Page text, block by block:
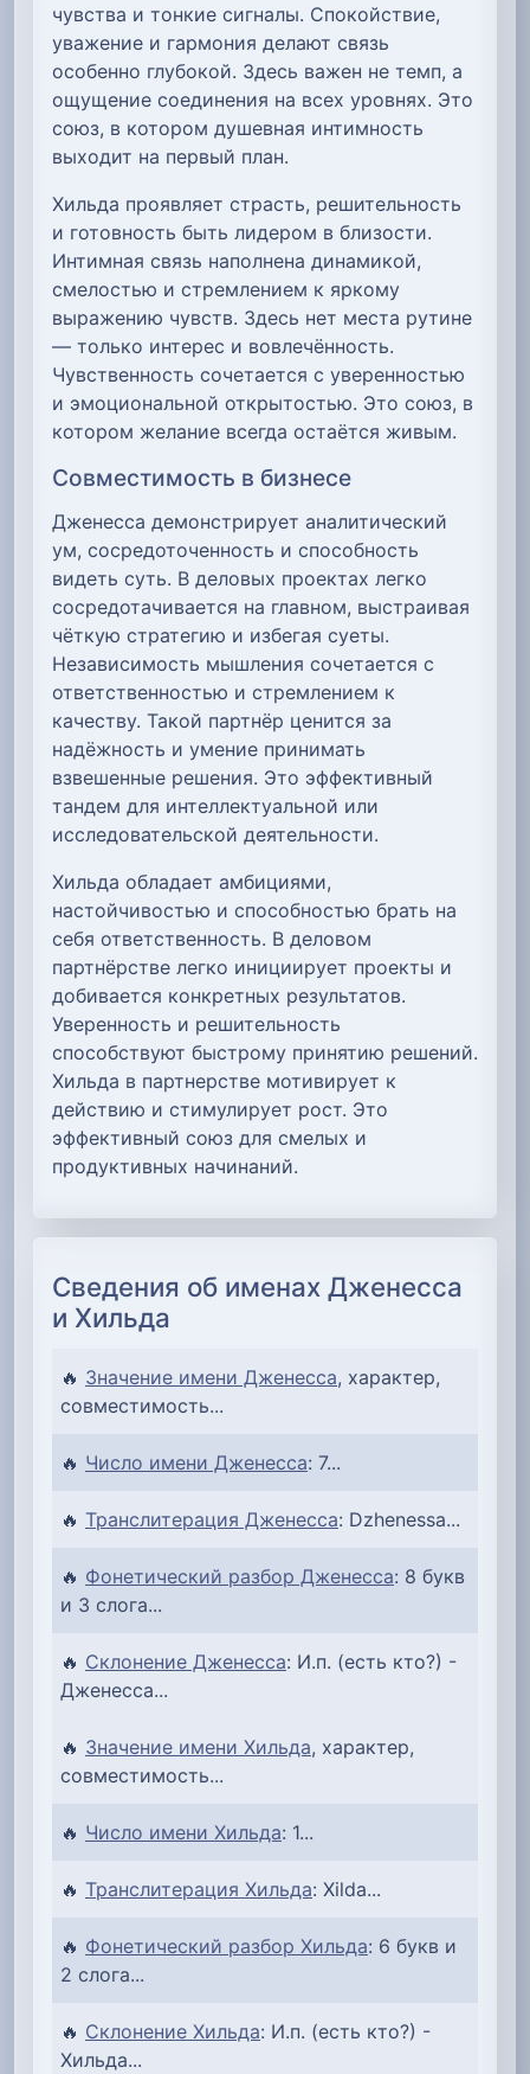
чувства и тонкие сигналы. Спокойствие,
уважение и гармония делают связь
особенно глубокой. Здесь важен не темп, а
ощущение соединения на всех уровнях. Это
союз, в котором душевная интимность
выходит на первый план.
Хильда проявляет страсть, решительность
и готовность быть лидером в близости.
Интимная связь наполнена динамикой,
смелостью и стремлением к яркому
выражению чувств. Здесь нет места рутине
— только интерес и вовлечённость.
Чувственность сочетается с уверенностью
и эмоциональной открытостью. Это союз, в
котором желание всегда остаётся живым.
Совместимость в бизнесе
Дженесса демонстрирует аналитический
ум, сосредоточенность и способность
видеть суть. В деловых проектах легко
сосредотачивается на главном, выстраивая
чёткую стратегию и избегая суеты.
Независимость мышления сочетается с
ответственностью и стремлением к
качеству. Такой партнёр ценится за
надёжность и умение принимать
взвешенные решения. Это эффективный
тандем для интеллектуальной или
исследовательской деятельности.
Хильда обладает амбициями,
настойчивостью и способностью брать на
себя ответственность. В деловом
партнёрстве легко инициирует проекты и
добивается конкретных результатов.
Уверенность и решительность
способствуют быстрому принятию решений.
Хильда в партнерстве мотивирует к
действию и стимулирует рост. Это
эффективный союз для смелых и
продуктивных начинаний.
Сведения об именах Дженесса
и Хильда
🔥 Значение имени Дженесса, характер,
совместимость...
🔥 Число имени Дженесса: 7...
🔥 Транслитерация Дженесса: Dzhenessa...
🔥 Фонетический разбор Дженесса: 8 букв
и 3 слога...
🔥 Склонение Дженесса: И.п. (есть кто?) -
Дженесса...
🔥 Значение имени Хильда, характер,
совместимость...
🔥 Число имени Хильда: 1...
🔥 Транслитерация Хильда: Xilda...
🔥 Фонетический разбор Хильда: 6 букв и
2 слога...
🔥 Склонение Хильда: И.п. (есть кто?) -
Хильда...